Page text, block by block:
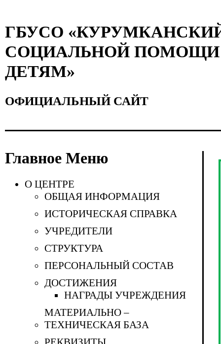
ГБУСО
СОЦИАЛЬНОЙ ПОМОЩИ
ДЕТЯМ»
ОФИЦИАЛЬНЫЙ САЙТ
Главное Меню
О ЦЕНТРЕ
ОБЩАЯ ИНФОРМАЦИЯ
ИСТОРИЧЕСКАЯ СПРАВКА
УЧРЕДИТЕЛИ
СТРУКТУРА
ПЕРСОНАЛЬНЫЙ СОСТАВ
ДОСТИЖЕНИЯ
НАГРАДЫ УЧРЕЖДЕНИЯ
МАТЕРИАЛЬНО –
ТЕХНИЧЕСКАЯ БАЗА